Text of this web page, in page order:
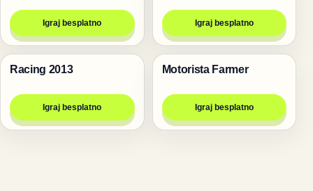
Igraj besplatno Igraj besplatno
Trke
Racing 2013
Igraj besplatno
Trke
Motorista Farmer
Igraj besplatno